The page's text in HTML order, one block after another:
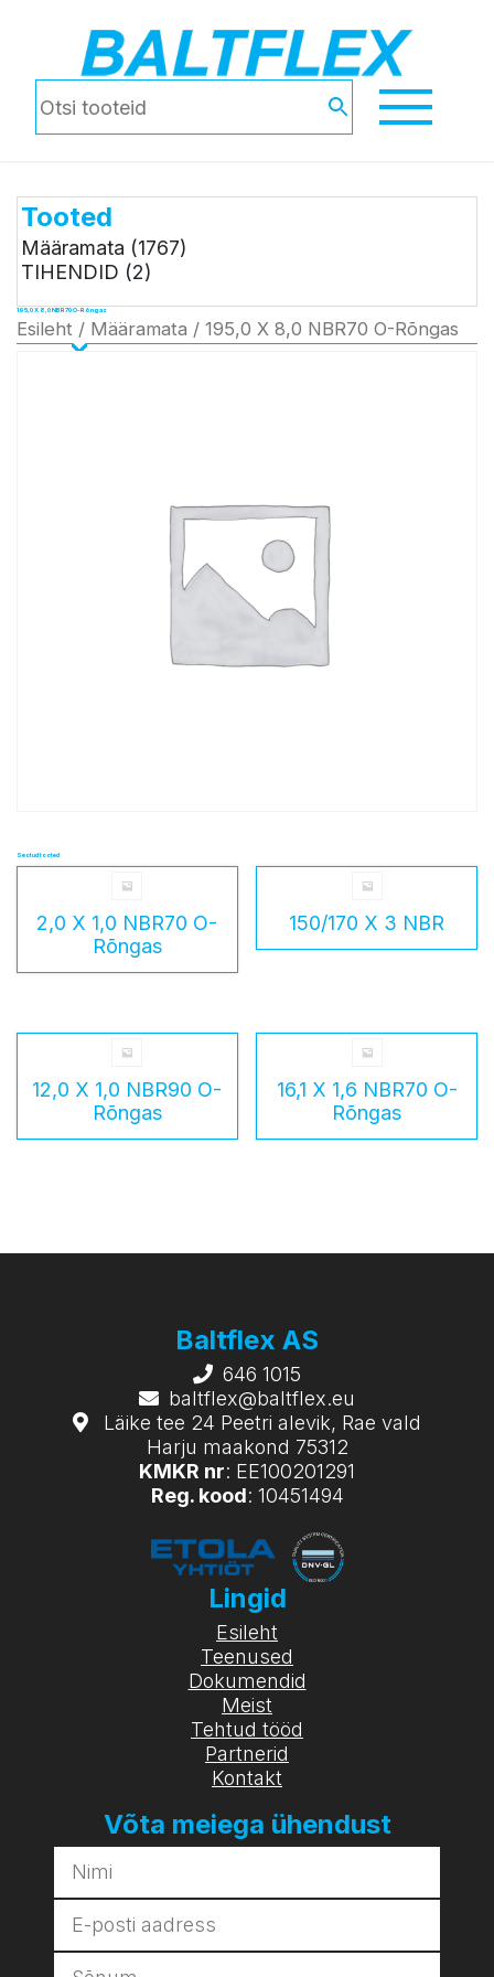
Tooted
Määramata (1767)
TIHENDID (2)
195,0 X 8,0 NBR70 O-Rõngas
Esileht / Määramata / 195,0 X 8,0 NBR70 O-Rõngas
Seotud tooted
2,0 X 1,0 NBR70 O-
Rõngas
150/170 X 3 NBR
12,0 X 1,0 NBR90 O-
Rõngas
16,1 X 1,6 NBR70 O-
Rõngas
Baltflex AS
646 1015
baltflex@baltflex.eu
Läike tee 24 Peetri alevik, Rae vald
Harju maakond 75312
KMKR nr: EE100201291
Reg. kood: 10451494
Lingid
Esileht
Teenused
Dokumendid
Meist
Tehtud tööd
Partnerid
Kontakt
Võta meiega ühendust